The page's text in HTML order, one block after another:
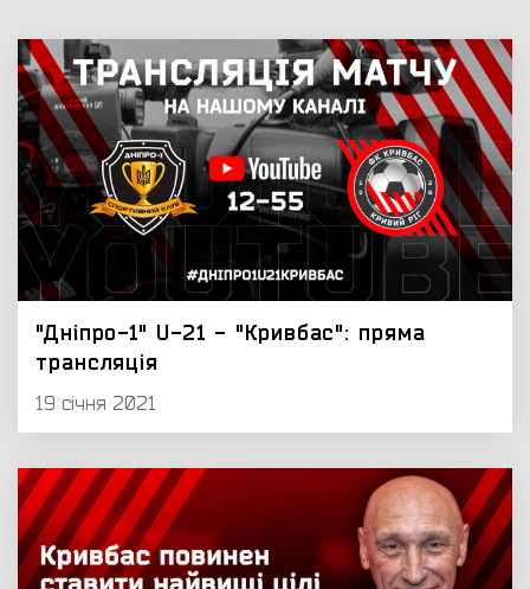
"Дніпро-1" U-21 - "Кривбас": пряма
трансляція
19 січня 2021